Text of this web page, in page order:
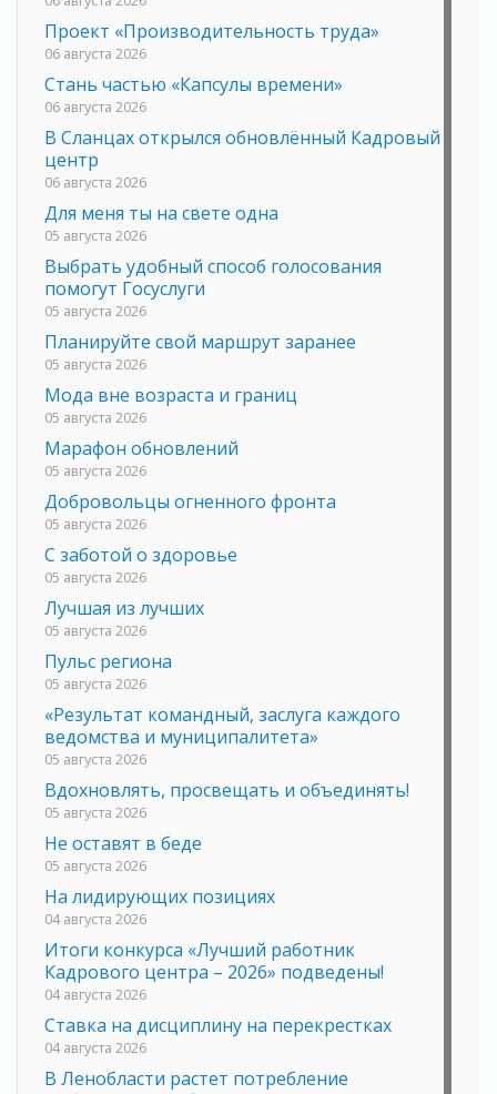
Проект «Производительность труда»
06 августа 2026
Стань частью «Капсулы времени»
06 августа 2026
В Сланцах открылся обновлённый Кадровый
центр
06 августа 2026
Для меня ты на свете одна
05 августа 2026
Выбрать удобный способ голосования
помогут Госуслуги
05 августа 2026
Планируйте свой маршрут заранее
05 августа 2026
Мода вне возраста и границ
05 августа 2026
Марафон обновлений
05 августа 2026
Добровольцы огненного фронта
05 августа 2026
С заботой о здоровье
05 августа 2026
Лучшая из лучших
05 августа 2026
Пульс региона
05 августа 2026
«Результат командный, заслуга каждого
ведомства и муниципалитета»
05 августа 2026
Вдохновлять, просвещать и объединять!
05 августа 2026
Не оставят в беде
05 августа 2026
На лидирующих позициях
04 августа 2026
Итоги конкурса «Лучший работник
Кадрового центра – 2026» подведены!
04 августа 2026
Ставка на дисциплину на перекрестках
04 августа 2026
В Ленобласти растет потребление